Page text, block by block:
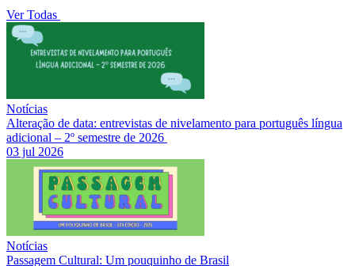
Ver Todas
Notícias
Alteração de data: entrevistas de nivelamento para português língua
adicional – 2º semestre de 2026
03 jul 2026
Notícias
Passagem Cultural: Um pouquinho de Brasil